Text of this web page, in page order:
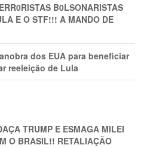
B0LSONARlSTAS
E O STF!!! A MANDO DE
dos EUA para beneficiar
reeleição de Lula
TRUMP E ESMAGA MILEI
O BRASIL!! RETALIAÇÃO